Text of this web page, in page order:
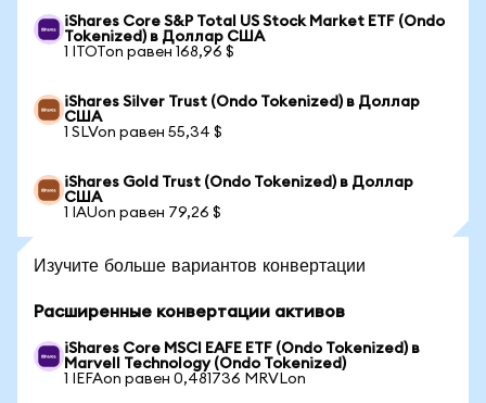
iShares Core S&P Total US Stock Market ETF (Ondo
Tokenized) в Доллар США
1 ITOTon равен 168,96 $
iShares Silver Trust (Ondo Tokenized) в Доллар
США
1 SLVon равен 55,34 $
iShares Gold Trust (Ondo Tokenized) в Доллар
США
1 IAUon равен 79,26 $
Изучите больше вариантов конвертации
Расширенные конвертации активов
iShares Core MSCI EAFE ETF (Ondo Tokenized) в
Marvell Technology (Ondo Tokenized)
1 IEFAon равен 0,481736 MRVLon